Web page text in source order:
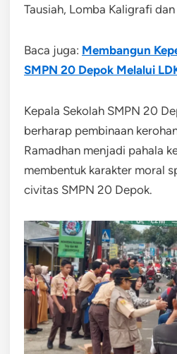
Tausiah, Lomba Kaligrafi
Baca juga: Membangun
SMPN 20 Depok Melalui
Kepala Sekolah SMPN 20
berharap pembinaan
Ramadhan menjadi pahala
membentuk karakter moral
civitas SMPN 20 Depok.